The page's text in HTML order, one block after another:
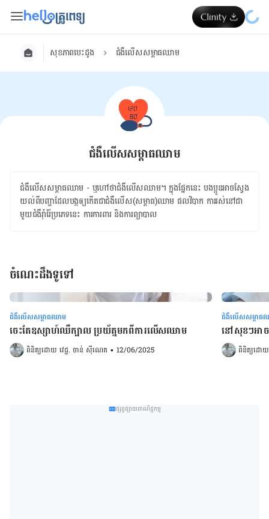
សុខភាពបេះដូង ជំងឺលើសសម្ពាធឈាម
ជំងឺលើសសម្ពាធឈាម
ជំងឺ​លើស​សម្ពាធ​ឈាម - ឬ​ហៅ​ថា​ជំងឺ​លើស​ឈាម។ ក្នុង​ផ្នែក​នេះ ​បងប្អូន​អាច​ស្វែង
យល់​ពី​បញ្ហា​ដែល​បង្ក​ឲ្យ​កើត​ជា​ជំងឺ​លើស​(សម្ពាធ)​ឈាម ផលវិបាក ​ការ​រស់​នៅ​ជា​
មួយ​ជំងឺ​រ៉ាំរ៉ៃ​ប្រភេទ​នេះ ការការពារ​ និង​ការ​ព្យាបាល
ចំណេះដឹងទូទៅ
ជំងឺលើសសម្ពាធឈាម
ចេះតែឧស្សាហ៍ឈឺក្បាល ប្រយ័ត្នមកពីការលើសឈាម
ពិនិត្យដោយ វេជ្ជ. ចាន់ ស៊ីណេត • 12/06/2025
ជំងឺលើសសម្ពាធ
នៅសុខៗអា
ពិនិត្យដោ
ផ្សព្វផ្សាយពាណិជ្ជកម្ម